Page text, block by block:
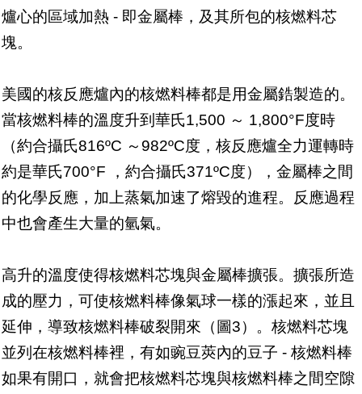
爐心的區域加熱 - 即金屬棒，及其所包的核燃料芯
塊。
美國的核反應爐內的核燃料棒都是用金屬鋯製造的。
當核燃料棒的溫度升到華氏1,500 ～ 1,800°F度時
（約合攝氏816ºC ～982ºC度，核反應爐全力運轉時
約是華氏700°F ，約合攝氏371ºC度），金屬棒之間
的化學反應，加上蒸氣加速了熔毀的進程。反應過程
中也會產生大量的氫氣。
高升的溫度使得核燃料芯塊與金屬棒擴張。擴張所造
成的壓力，可使核燃料棒像氣球一樣的漲起來，並且
延伸，導致核燃料棒破裂開來（圖3）。核燃料芯塊
並列在核燃料棒裡，有如豌豆莢內的豆子 - 核燃料棒
如果有開口，就會把核燃料芯塊與核燃料棒之間空隙